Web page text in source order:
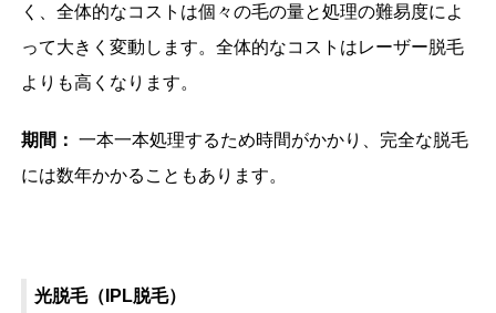
く、全体的なコストは個々の毛の量と処理の難易度によ
って大きく変動します。全体的なコストはレーザー脱毛
よりも高くなります。
期間：一本一本処理するため時間がかかり、完全な脱毛
には数年かかることもあります。
光脱毛（IPL脱毛）